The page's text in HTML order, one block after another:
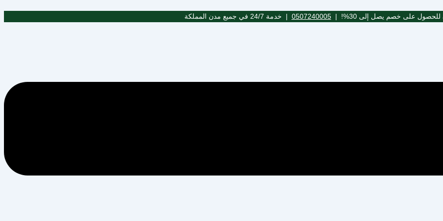
للحصول على خصم يصل إلى 30%! | 0507240005 | خدمة 24/7 في جميع مدن المملكة